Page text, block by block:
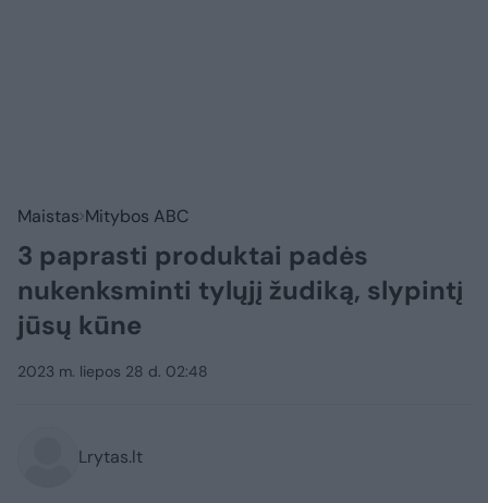
Maistas Mitybos ABC
3 paprasti produktai padės
nukenksminti tylųjį žudiką, slypintį
jūsų kūne
2023 m. liepos 28 d. 02:48
Lrytas.lt